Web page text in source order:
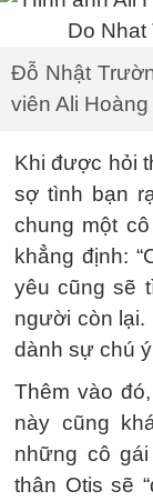
Đỗ Nhật
viên Ali
Khi được hỏi
sợ tình bạn
chung một
khẳng định:
yêu cũng sẽ
người còn lại.
dành sự chú
Thêm vào
này cũng
những cô
thân Otis sẽ